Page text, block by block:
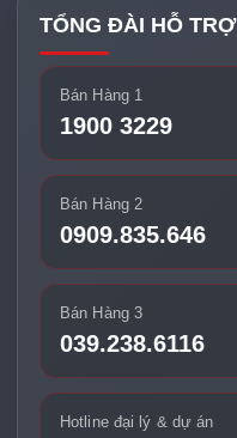
TỔNG ĐÀI HỖ TRỢ
Bán Hàng 1
1900 3229
Bán Hàng 2
0909.835.646
Bán Hàng 3
039.238.6116
Hotline đại lý & dự án